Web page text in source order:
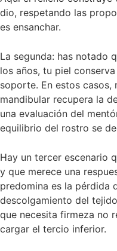
dio, respetando las
es ensanchar.
La segunda: has notado
los años, tu piel
soporte. En estos
mandibular recupera la
una evaluación del
equilibrio del rostro se
Hay un tercer escenario
y que merece una
predomina es la pérdida
descolgamiento del
que necesita firmeza no
cargar el tercio inferior.